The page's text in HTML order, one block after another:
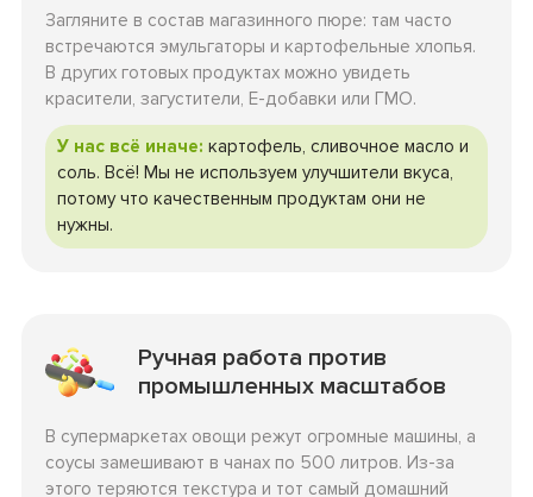
Загляните в состав магазинного пюре: там часто
встречаются эмульгаторы и картофельные хлопья.
В других готовых продуктах можно увидеть
красители, загустители, Е-добавки или ГМО.
У нас всё иначе: картофель, сливочное масло и
соль. Всё! Мы не используем улучшители вкуса,
потому что качественным продуктам они не
нужны.
Ручная работа против
промышленных масштабов
В супермаркетах овощи режут огромные машины, а
соусы замешивают в чанах по 500 литров. Из-за
этого теряются текстура и тот самый домашний